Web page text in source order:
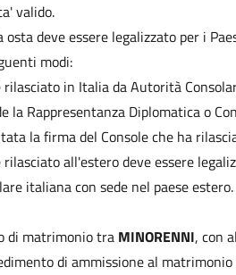
valido.
osta deve essere legalizzato per i
modi:
rilasciato in Italia da Autorità
la Rappresentanza Diplomatica o
la firma del Console che ha
rilasciato all'estero deve essere
italiana con sede nel paese estero.
di matrimonio tra MINORENNI, con
di ammissione al